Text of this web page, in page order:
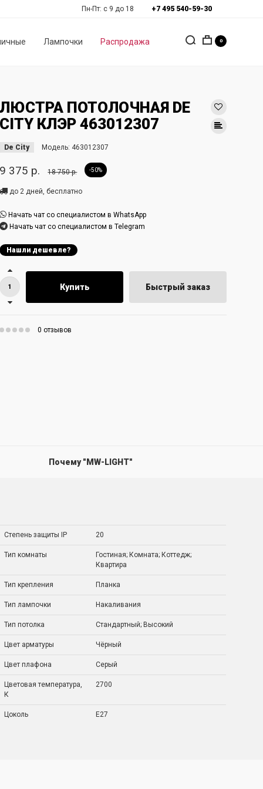
Лампочки Распродажа
+7 495 540-59-30
Пн-Пт: с 9 до 18
0
ЛЮСТРА ПОТОЛОЧНАЯ DE
CITY КЛЭР 463012307
De City Модель: 463012307
9 375 р. 18 750 р. -50%
до 2 дней, бесплатно
Начать чат со специалистом в WhatsApp
Начать чат со специалистом в Telegram
Нашли дешевле?
Купить Быстрый заказ
0 отзывов
Почему "MW-LIGHT"
Степень защиты IP 20
Тип комнаты
Гостиная; Комната; Коттедж;
Квартира
Тип крепления Планка
Тип лампочки Накаливания
Тип потолка Стандартный; Высокий
Цвет арматуры Чёрный
Цвет плафона Серый
Цветовая температура,
К
2700
Цоколь E27